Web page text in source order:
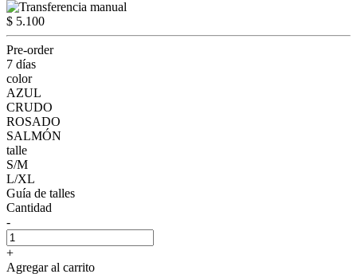
$ 5.100
Pre-order
7 días
color
AZUL
CRUDO
ROSADO
SALMÓN
talle
S/M
L/XL
Guía de talles
Cantidad
-
+
Agregar al carrito